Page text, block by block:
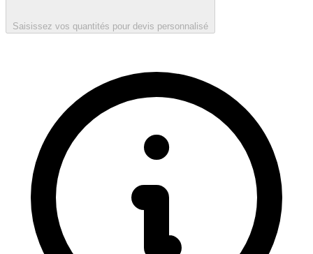
Saisissez vos quantités pour devis personnalisé